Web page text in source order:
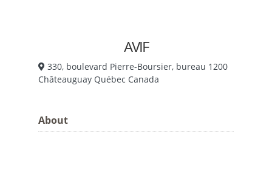
AVIF
330, boulevard Pierre-Boursier, bureau 1200
Châteauguay Québec Canada
About